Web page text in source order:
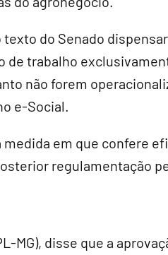
do Senado
trabalho
não forem
e-Social.
em que confere
regulamentação
MG), disse que a